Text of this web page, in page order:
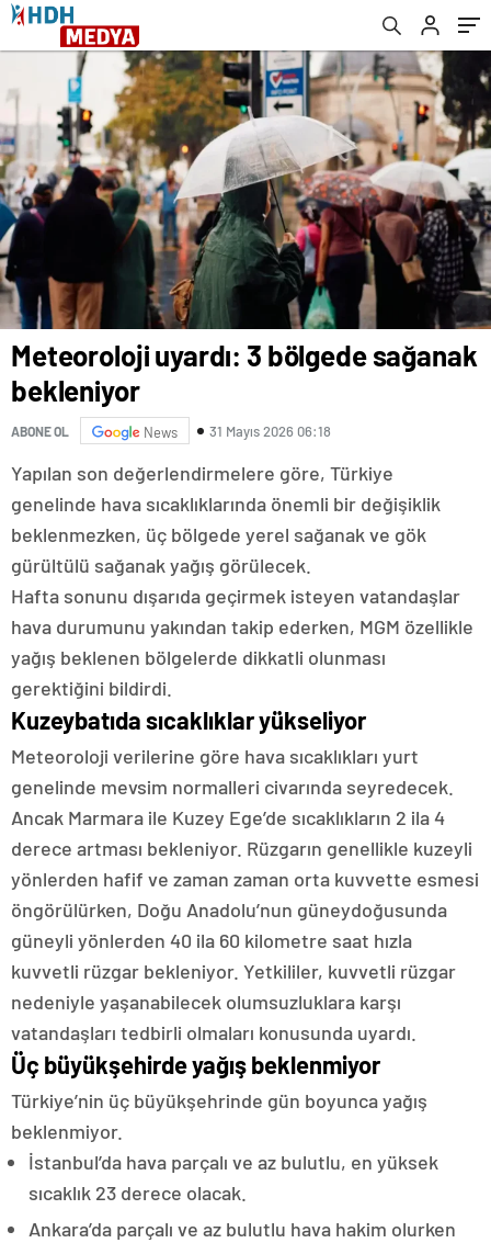
Meteoroloji uyardı: 3 bölgede sağanak
bekleniyor
ABONE OL News 31 Mayıs 2026 06:18
Yapılan son değerlendirmelere göre, Türkiye
genelinde hava sıcaklıklarında önemli bir değişiklik
beklenmezken, üç bölgede yerel sağanak ve gök
gürültülü sağanak yağış görülecek.
Hafta sonunu dışarıda geçirmek isteyen vatandaşlar
hava durumunu yakından takip ederken, MGM özellikle
yağış beklenen bölgelerde dikkatli olunması
gerektiğini bildirdi.
Kuzeybatıda sıcaklıklar yükseliyor
Meteoroloji verilerine göre hava sıcaklıkları yurt
genelinde mevsim normalleri civarında seyredecek.
Ancak Marmara ile Kuzey Ege’de sıcaklıkların 2 ila 4
derece artması bekleniyor. Rüzgarın genellikle kuzeyli
yönlerden hafif ve zaman zaman orta kuvvette esmesi
öngörülürken, Doğu Anadolu’nun güneydoğusunda
güneyli yönlerden 40 ila 60 kilometre saat hızla
kuvvetli rüzgar bekleniyor. Yetkililer, kuvvetli rüzgar
nedeniyle yaşanabilecek olumsuzluklara karşı
vatandaşları tedbirli olmaları konusunda uyardı.
Üç büyükşehirde yağış beklenmiyor
Türkiye’nin üç büyükşehrinde gün boyunca yağış
beklenmiyor.
İstanbul’da hava parçalı ve az bulutlu, en yüksek
sıcaklık 23 derece olacak.
Ankara’da parçalı ve az bulutlu hava hakim olurken